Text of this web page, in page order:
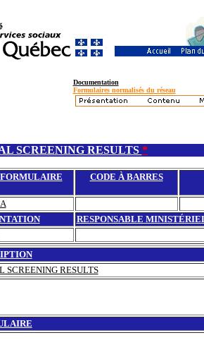
Documentation
Formulaires normalisés du réseau
SCREENING RESULTS *
CODE À BARRES
RESPONSABLE
SCREENING RESULTS